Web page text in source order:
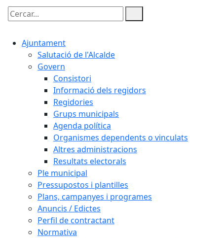
Cercar:
Ajuntament
Salutació de l'Alcalde
Govern
Consistori
Informació dels regidors
Regidories
Grups municipals
Agenda política
Organismes dependents o vinculats
Altres administracions
Resultats electorals
Ple municipal
Pressupostos i plantilles
Plans, campanyes i programes
Anuncis / Edictes
Perfil de contractant
Normativa